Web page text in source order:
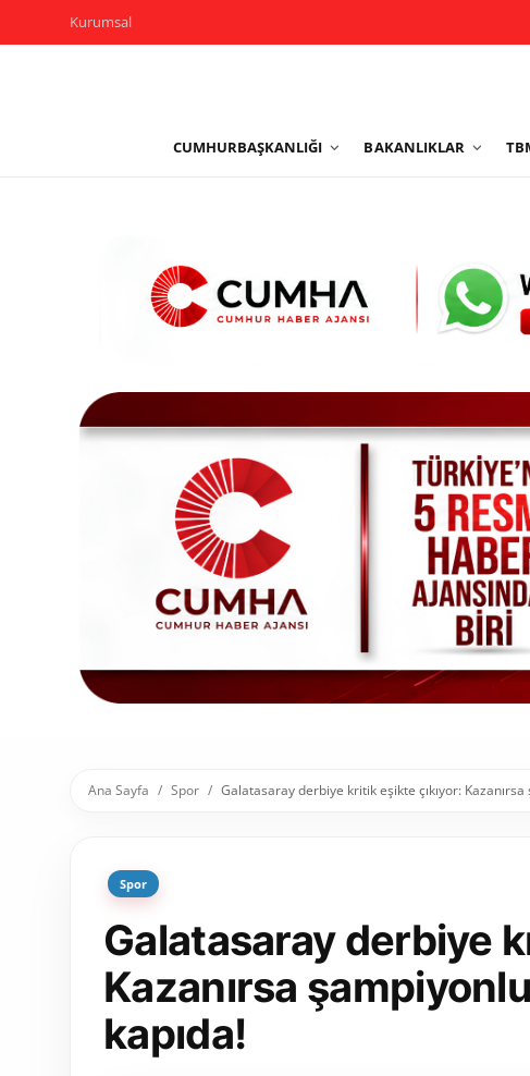
Kurumsal
CUMHURBAŞKANLIĞI BAKANLIKLAR
Yerel Yönetimler
Sivil Toplum Kuruluşları
Kamu Kurumları ve Üst Kurullar
Resmi Reklamlar
Ana Sayfa Spor Galatasaray derbiye kritik eşikte çıkıyor:
Spor
Galatasaray derbiye
Kazanırsa
kapıda!